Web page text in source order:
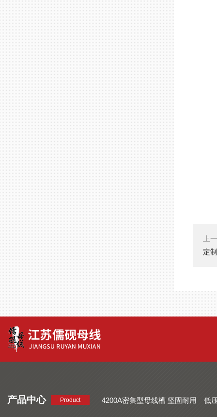
上
定
产品中心 Product 4200A密集型母线槽 坚固耐用
低